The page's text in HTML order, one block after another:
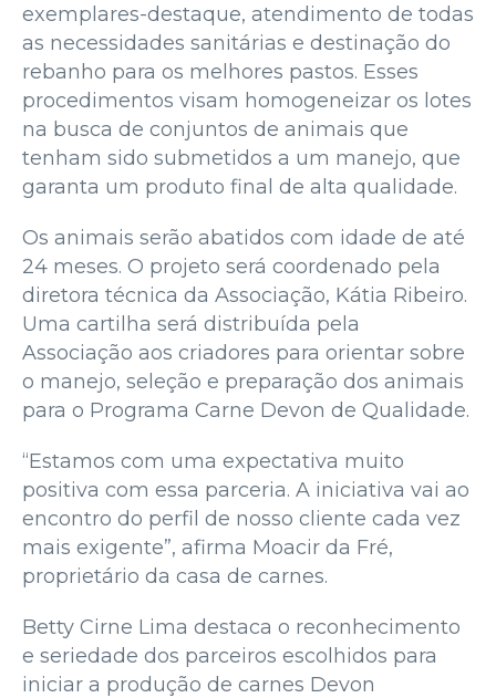
exemplares-destaque, atendimento de todas
as necessidades sanitárias e destinação do
rebanho para os melhores pastos. Esses
procedimentos visam homogeneizar os lotes
na busca de conjuntos de animais que
tenham sido submetidos a um manejo, que
garanta um produto final de alta qualidade.
Os animais serão abatidos com idade de até
24 meses. O projeto será coordenado pela
diretora técnica da Associação, Kátia Ribeiro.
Uma cartilha será distribuída pela
Associação aos criadores para orientar sobre
o manejo, seleção e preparação dos animais
para o Programa Carne Devon de Qualidade.
“Estamos com uma expectativa muito
positiva com essa parceria. A iniciativa vai ao
encontro do perfil de nosso cliente cada vez
mais exigente”, afirma Moacir da Fré,
proprietário da casa de carnes.
Betty Cirne Lima destaca o reconhecimento
e seriedade dos parceiros escolhidos para
iniciar a produção de carnes Devon